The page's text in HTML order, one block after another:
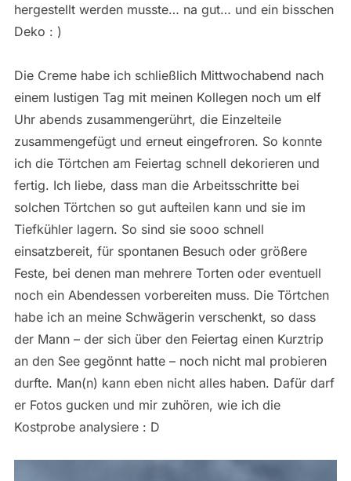
hergestellt werden musste… na gut… und ein bisschen
Deko : )
Die Creme habe ich schließlich Mittwochabend nach
einem lustigen Tag mit meinen Kollegen noch um elf
Uhr abends zusammengerührt, die Einzelteile
zusammengefügt und erneut eingefroren. So konnte
ich die Törtchen am Feiertag schnell dekorieren und
fertig. Ich liebe, dass man die Arbeitsschritte bei
solchen Törtchen so gut aufteilen kann und sie im
Tiefkühler lagern. So sind sie sooo schnell
einsatzbereit, für spontanen Besuch oder größere
Feste, bei denen man mehrere Torten oder eventuell
noch ein Abendessen vorbereiten muss. Die Törtchen
habe ich an meine Schwägerin verschenkt, so dass
der Mann – der sich über den Feiertag einen Kurztrip
an den See gegönnt hatte – noch nicht mal probieren
durfte. Man(n) kann eben nicht alles haben. Dafür darf
er Fotos gucken und mir zuhören, wie ich die
Kostprobe analysiere : D